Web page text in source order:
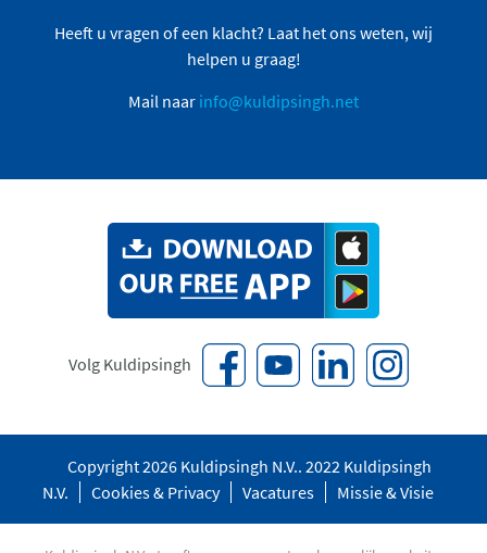
Heeft u vragen of een klacht? Laat het ons weten, wij
helpen u graag!
Mail naar info@kuldipsingh.net
Volg Kuldipsingh
Copyright 2026 Kuldipsingh N.V.. 2022 Kuldipsingh
N.V.
Cookies & Privacy Vacatures Missie & Visie